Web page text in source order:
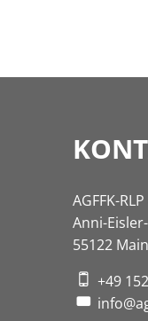
AGFFK-
Anni-
55122
+49